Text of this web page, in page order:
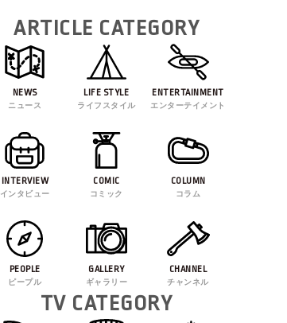
ARTICLE CATEGORY
NEWS
ニュース
LIFE STYLE
ライフスタイル
ENTERTAINMENT
エンターテイメント
INTERVIEW
インタビュー
COMIC
コミック
COLUMN
コラム
PEOPLE
ピープル
GALLERY
ギャラリー
CHANNEL
チャンネル
TV CATEGORY